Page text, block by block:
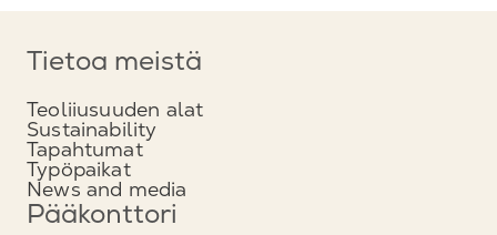
Tietoa meistä
Teoliiusuuden alat
Sustainability
Tapahtumat
Typöpaikat
News and media
Pääkonttori